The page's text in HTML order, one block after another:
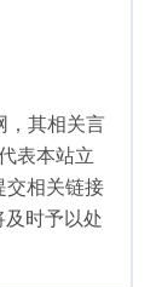
，其相关言
表本站立
交相关链接
时予以处